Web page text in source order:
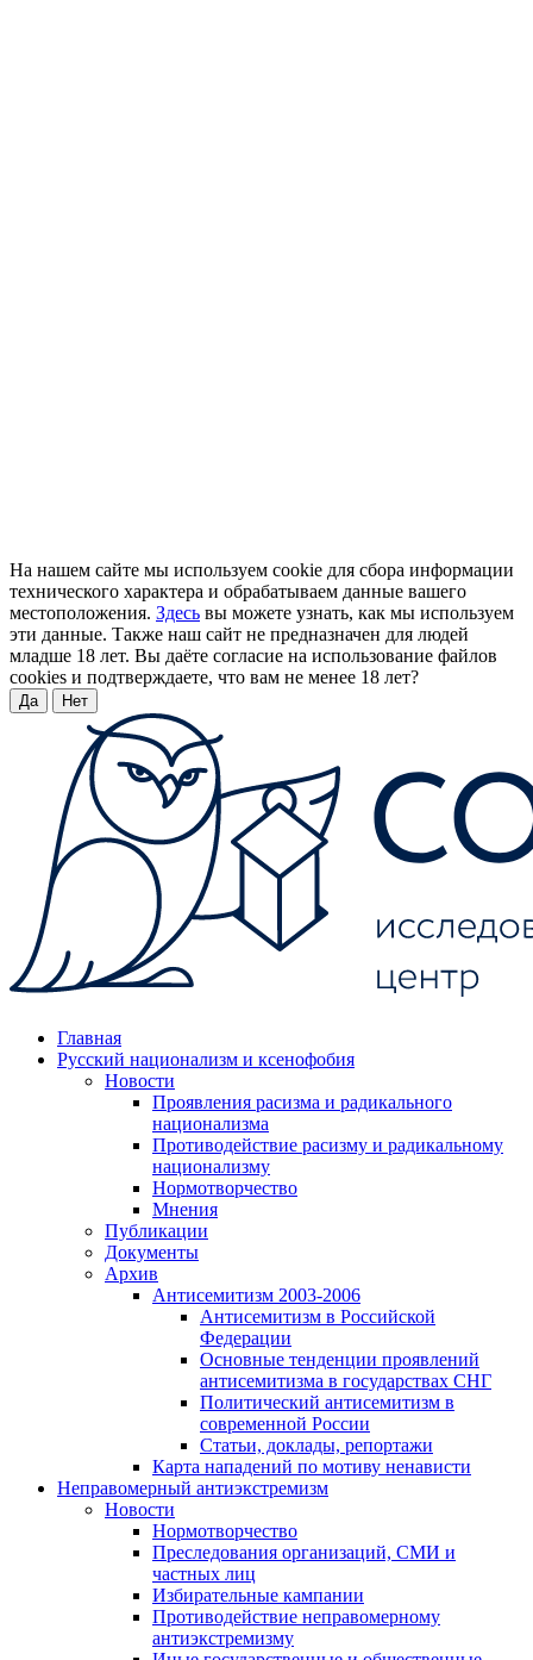
На нашем сайте мы используем cookie для сбора информации
технического характера и обрабатываем данные вашего
местоположения. Здесь вы можете узнать, как мы используем
эти данные. Также наш сайт не предназначен для людей
младше 18 лет. Вы даёте согласие на использование файлов
cookies и подтверждаете, что вам не менее 18 лет?
Да Нет
Главная
Русский национализм и ксенофобия
Новости
Проявления расизма и радикального
национализма
Противодействие расизму и радикальному
национализму
Нормотворчество
Мнения
Публикации
Документы
Архив
Антисемитизм 2003-2006
Антисемитизм в Российской
Федерации
Основные тенденции проявлений
антисемитизма в государствах СНГ
Политический антисемитизм в
современной России
Статьи, доклады, репортажи
Карта нападений по мотиву ненависти
Неправомерный антиэкстремизм
Новости
Нормотворчество
Преследования организаций, СМИ и
частных лиц
Избирательные кампании
Противодействие неправомерному
антиэкстремизму